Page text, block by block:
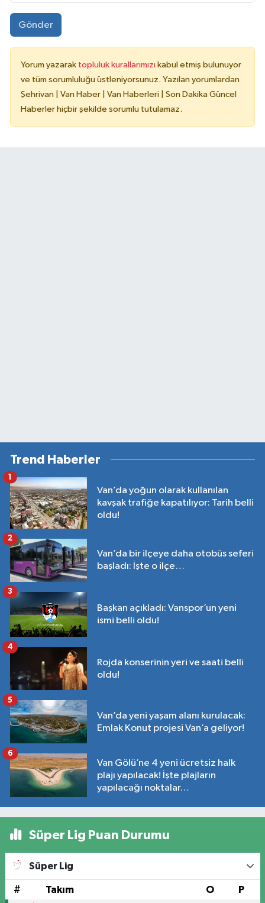
Gönder
Yorum yazarak topluluk kurallarımızı kabul etmiş bulunuyor
ve tüm sorumluluğu üstleniyorsunuz. Yazılan yorumlardan
Şehrivan | Van Haber | Van Haberleri | Son Dakika Güncel
Haberler hiçbir şekilde sorumlu tutulamaz.
Trend Haberler
Van’da yoğun olarak kullanılan
kavşak trafiğe kapatılıyor: Tarih belli
oldu!
1
Van’da bir ilçeye daha otobüs seferi
başladı: İşte o ilçe…
2
Başkan açıkladı: Vanspor’un yeni
ismi belli oldu!
3
Rojda konserinin yeri ve saati belli
oldu!
4
Van’da yeni yaşam alanı kurulacak:
Emlak Konut projesi Van’a geliyor!
5
Van Gölü’ne 4 yeni ücretsiz halk
plajı yapılacak! İşte plajların
yapılacağı noktalar…
6
Süper Lig Puan Durumu
Süper Lig
# Takım O P